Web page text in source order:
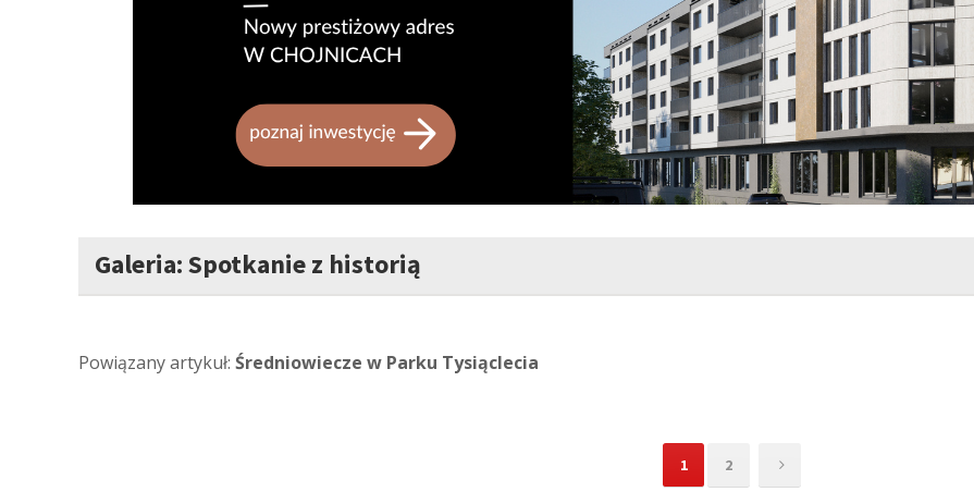
Galeria: Spotkanie z historią
Powiązany artykuł: Średniowiecze w Parku Tysiąclecia
1 2